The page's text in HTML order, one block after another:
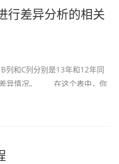
行差异分析的相关
和C列分别是13年和12年同
差异情况。 在这个表中，你
的差异走势吗? 估计很难